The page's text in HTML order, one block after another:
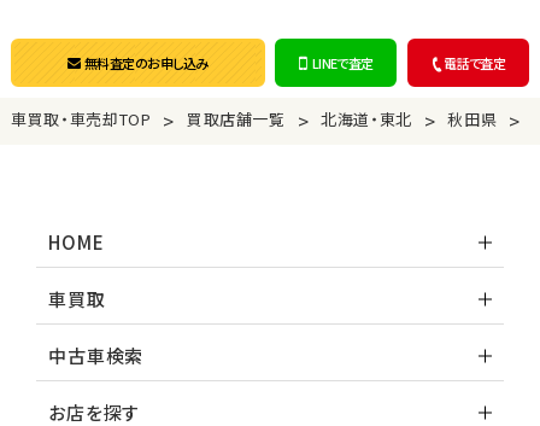
無料査定のお申し込み LINEで査定 電話で査定
車買取・車売却TOP > 買取店舗一覧 > 北海道・東北 > 秋田県 >
HOME
車買取
中古車検索
お店を探す